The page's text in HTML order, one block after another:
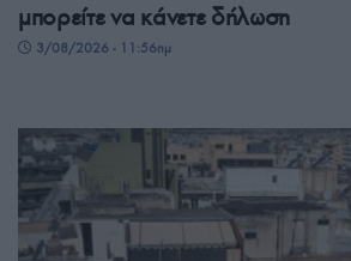
μπορείτε να κάνετε δήλωση
3/08/2026 - 11:56πμ